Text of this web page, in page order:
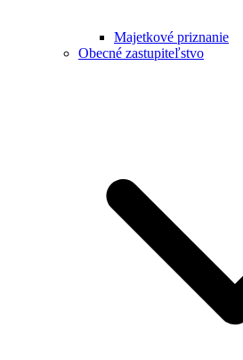
Majetkové priznanie
Obecné zastupiteľstvo